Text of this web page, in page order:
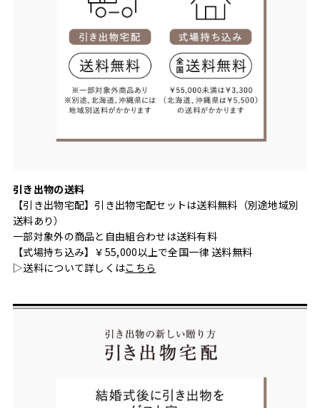
引き出物の送料
【引き出物宅配】引き出物宅配セットは送料無料（別途地域別
送料あり）
一部対象外の商品と自由組合わせは送料有料
【式場持ち込み】￥55,000以上で全国一律 送料無料
▷送料について詳しくはこちら